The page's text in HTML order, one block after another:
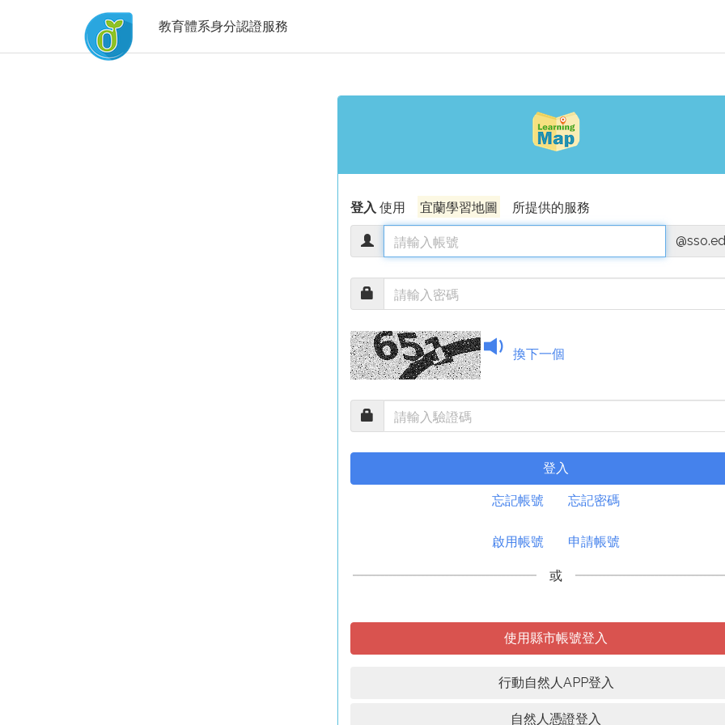
教育體系身分認證服務
登入 使用 宜蘭學習地圖 所提供的服務
換下一個
登入
忘記帳號 忘記密碼
啟用帳號 申請帳號
或
使用縣市帳號登入
行動自然人APP登入
自然人憑證登入